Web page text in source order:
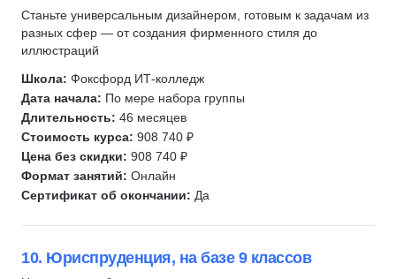
Станьте универсальным дизайнером, готовым к задачам из
разных сфер — от создания фирменного стиля до
иллюстраций
Школа: Фоксфорд ИТ-колледж
Дата начала: По мере набора группы
Длительность: 46 месяцев
Стоимость курса: 908 740 ₽
Цена без скидки: 908 740 ₽
Формат занятий: Онлайн
Сертификат об окончании: Да
10. Юриспруденция, на базе 9 классов